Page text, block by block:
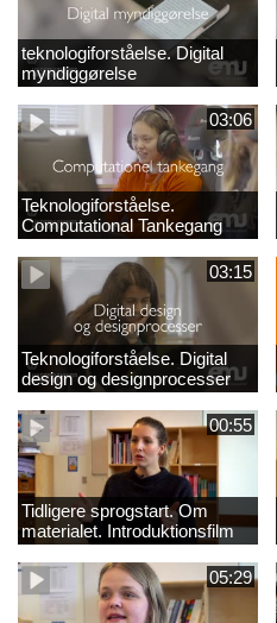
teknologiforståelse. Digital
myndiggørelse
03:06
Teknologiforståelse.
Computational Tankegang
03:15
Teknologiforståelse. Digital
design og designprocesser
00:55
Tidligere sprogstart. Om
materialet. Introduktionsfilm
05:29